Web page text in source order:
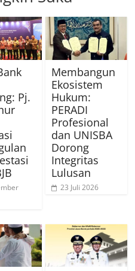
Pj.
Membangun
Ekosistem
Hukum:
PERADI
Profesional
dan UNISBA
Dorong
Integritas
Lulusan
23 Juli 2026